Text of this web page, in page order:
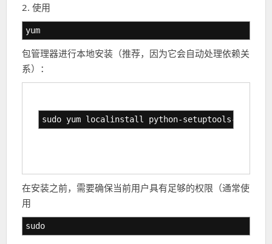
2. 使用
yum
包管理器进行本地安装（推荐，因为它会自动处理依赖关
系）：
sudo yum localinstall python-setuptools-0.9.8-
在安装之前，需要确保当前用户具有足够的权限（通常使
用
sudo